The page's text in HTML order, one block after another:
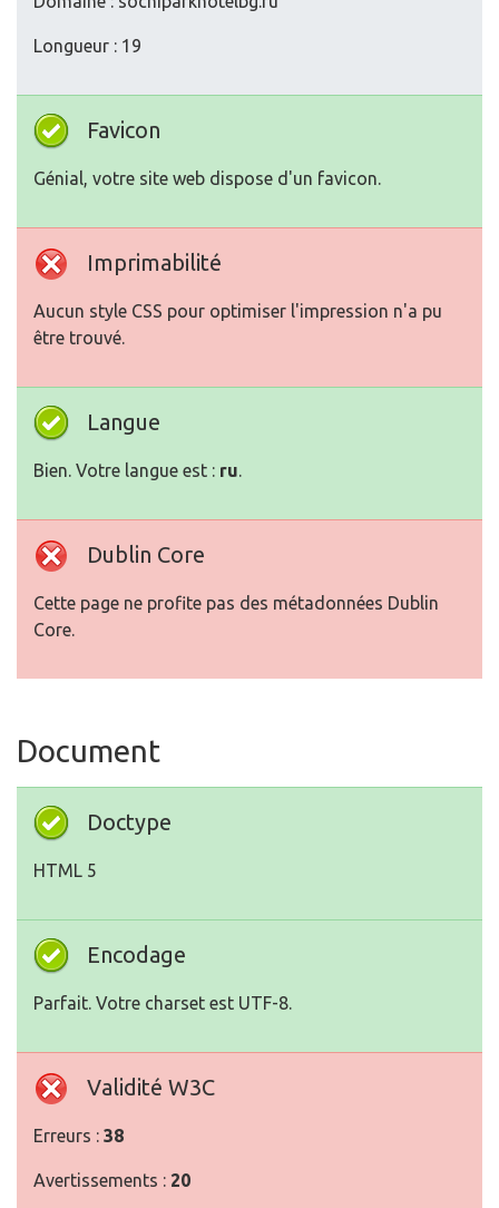
Longueur : 19
Favicon
Génial, votre site web dispose d'un favicon.
Imprimabilité
Aucun style CSS pour optimiser l'impression n'a pu
être trouvé.
Langue
Bien. Votre langue est : ru.
Dublin Core
Cette page ne profite pas des métadonnées Dublin
Core.
Document
Doctype
HTML 5
Encodage
Parfait. Votre charset est UTF-8.
Validité W3C
Erreurs : 38
Avertissements : 20